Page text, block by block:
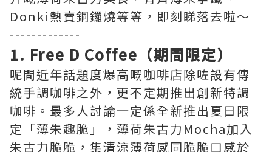
Donki熱賣銅鑼燒等等，即刻睇落去啦～
-------------
1. Free D Coffee（期間限定）
呢間近年話題度爆高嘅咖啡店除咗設有傳
統手調咖啡之外，更不定期推出創新特調
咖啡。最多人討論一定係全新推出夏日限
定「薄朱趣脆」，薄荷朱古力Mocha加入
朱古力脆脆，集清涼薄荷感同脆脆口感於